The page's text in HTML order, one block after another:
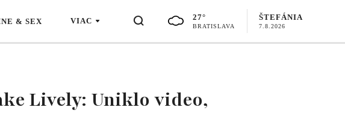
& SEX VIAC 27°
BRATISLAVA
ŠTEFÁNIA
7.8.2026
Lively: Uniklo video,